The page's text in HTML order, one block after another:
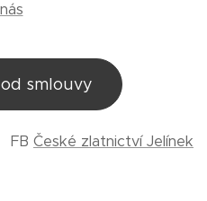
smlouvy
FB České zlatnictví Jelínek